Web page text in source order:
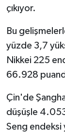
çıkıyor.
Bu
yüzde 3,7
Nikkei 225
66.928
Çin'de
düşüşle
Seng